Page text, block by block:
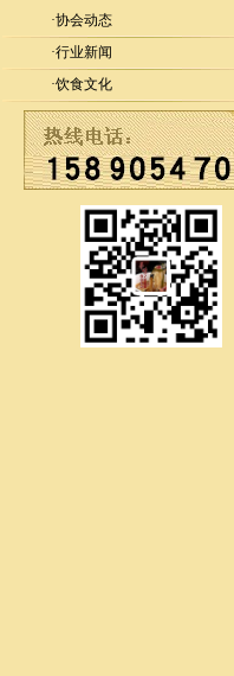
·协会动态
·行业新闻
·饮食文化